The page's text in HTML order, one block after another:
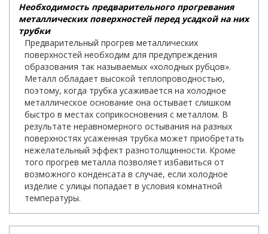
Необходимость предварительного прогревания
металлических поверхностей перед усадкой на них
трубки
Предварительный прогрев металлических
поверхностей необходим для предупреждения
образования так называемых «холодных рубцов».
Металл обладает высокой теплопроводностью,
поэтому, когда трубка усаживается на холодное
металлическое основание она остывает слишком
быстро в местах соприкосновения с металлом. В
результате неравномерного остывания на разных
поверхностях усаженная трубка может приобретать
нежелательный эффект разнотолщинности. Кроме
того прогрев металла позволяет избавиться от
возможного конденсата в случае, если холодное
изделие с улицы попадает в условия комнатной
температуры.